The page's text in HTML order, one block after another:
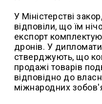
У Міністерстві
відповіли, що їм
експорт
дронів. У
стверджують, що
продажі товарів
відповідно до
міжнародних